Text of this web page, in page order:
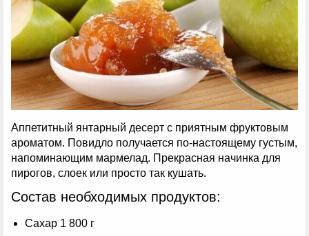
Аппетитный янтарный десерт с приятным фруктовым
ароматом. Повидло получается по-настоящему густым,
напоминающим мармелад. Прекрасная начинка для
пирогов, слоек или просто так кушать.
Состав необходимых продуктов:
Сахар 1 800 г